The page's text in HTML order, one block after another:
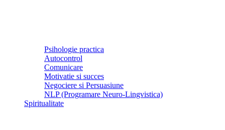
Psihologie practica
Autocontrol
Comunicare
Motivatie si succes
Negociere si Persuasiune
NLP (Programare Neuro-Lingvistica)
Spiritualitate